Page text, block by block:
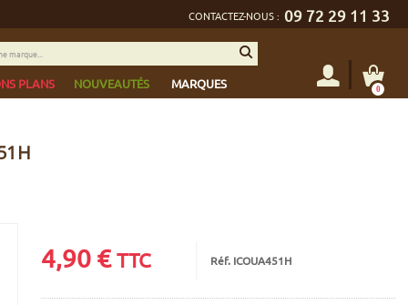
CONTACTEZ-NOUS : 09 72 29 11 33
PLANS NOUVEAUTÉS MARQUES 0
4,90€ TTC Réf. ICOUA451H